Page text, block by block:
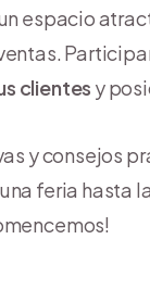
espacio
clientes y
y consejos
feria hasta